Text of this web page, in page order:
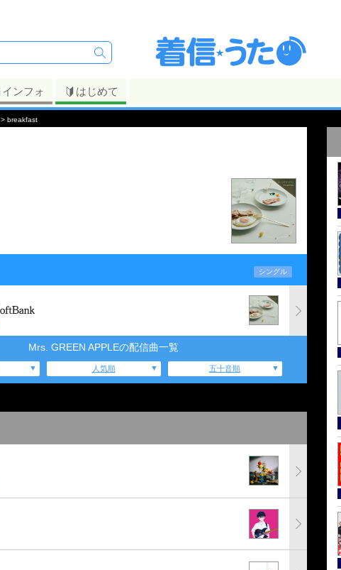
インフォ はじめて
> breakfast
シングル
Mrs. GREEN APPLEの配信曲一覧
人気順 五十音順